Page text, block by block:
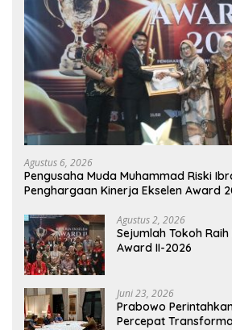
Agustus 6, 2026
Pengusaha Muda Muhammad Riski
Penghargaan Kinerja Ekselen Award
Agustus 2, 2026
Sejumlah Tokoh
Award II-2026
Juni 23, 2026
Prabowo
Percepat